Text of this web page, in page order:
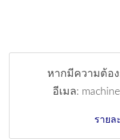
หากมีความต้อง
อีเมล:
รายล